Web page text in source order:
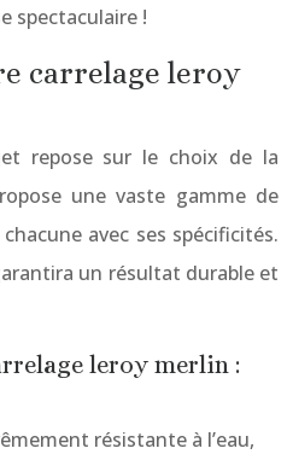
spectaculaire !
carrelage leroy
repose sur le choix de la
une vaste gamme de
avec ses spécificités.
un résultat durable et
leroy merlin :
résistante à l’eau,